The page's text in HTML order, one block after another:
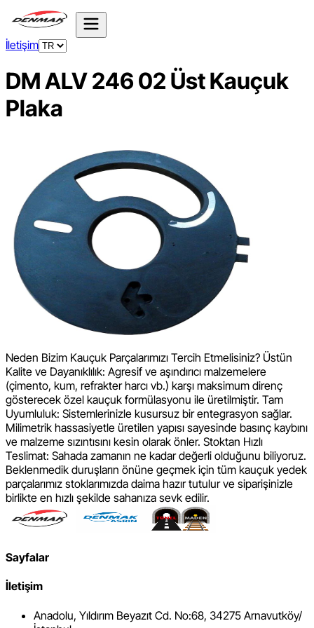
İletişim
DM ALV 246 02 Üst Kauçuk
Plaka
Neden Bizim Kauçuk Parçalarımızı Tercih Etmelisiniz? Üstün
Kalite ve Dayanıklılık: Agresif ve aşındırıcı malzemelere
(çimento, kum, refrakter harcı vb.) karşı maksimum direnç
gösterecek özel kauçuk formülasyonu ile üretilmiştir. Tam
Uyumluluk: Sistemlerinizle kusursuz bir entegrasyon sağlar.
Milimetrik hassasiyetle üretilen yapısı sayesinde basınç kaybını
ve malzeme sızıntısını kesin olarak önler. Stoktan Hızlı
Teslimat: Sahada zamanın ne kadar değerli olduğunu biliyoruz.
Beklenmedik duruşların önüne geçmek için tüm kauçuk yedek
parçalarımız stoklarımızda daima hazır tutulur ve siparişinizle
birlikte en hızlı şekilde sahanıza sevk edilir.
Sayfalar
İletişim
Anadolu, Yıldırım Beyazıt Cd. No:68, 34275 Arnavutköy/